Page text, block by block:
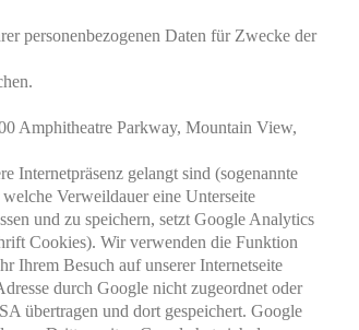
personenbezogenen Daten für Zwecke der
Amphitheatre Parkway, Mountain View,
Internetpräsenz gelangt sind (sogenannte
Verweildauer eine Unterseite
und zu speichern, setzt Google Analytics
Cookies). Wir verwenden die Funktion
Ihrem Besuch auf unserer Internetseite
durch Google nicht zugeordnet oder
übertragen und dort gespeichert. Google